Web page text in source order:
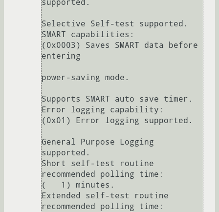
supported.
Selective Self-test supported.
SMART capabilities:
(0x0003) Saves SMART data before
entering
power-saving mode.
Supports SMART auto save timer.
Error logging capability:
(0x01) Error logging supported.
General Purpose Logging
supported.
Short self-test routine
recommended polling time:
(   1) minutes.
Extended self-test routine
recommended polling time: